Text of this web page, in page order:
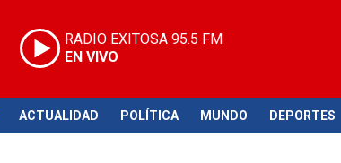
RADIO EXITOSA 95.5 FM
EN VIVO
ACTUALIDAD POLÍTICA MUNDO DEPORTES